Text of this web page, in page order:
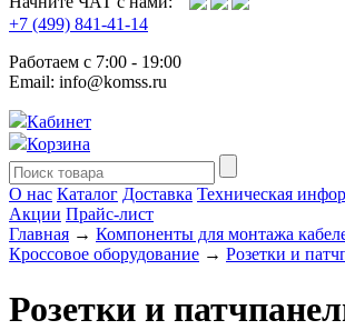
+7 (499) 841-41-14
Работаем с 7:00 - 19:00
Email: info@komss.ru
Кабинет
Корзина
О нас Каталог Доставка Техническая
Акции Прайс-лист
Главная → Компоненты для монтажа
Кроссовое оборудование → Розетки и
Розетки и